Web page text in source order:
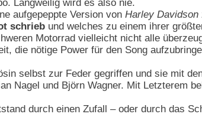
Langweilig wird es also nie.
aufgepeppte Version von Harley Davidson
schrieb und welches zu einem ihrer
Motorrad vielleicht nicht alle
die nötige Power für den Song
selbst zur Feder gegriffen und sie mit
Nagel und Björn Wagner. Mit Letzterem
durch einen Zufall – oder durch das